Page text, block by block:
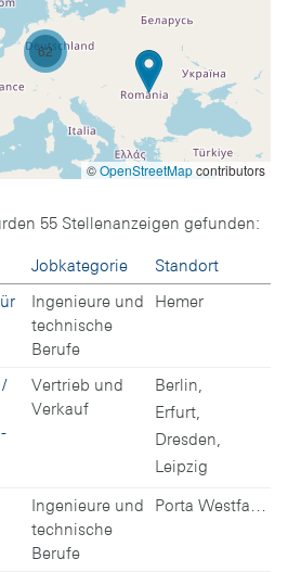
62
©OpenStreetMapcontributors
55 Stellenanzeigen gefunden:
Jobkategorie
Standort
Ingenieure und
technische
Berufe
Hemer
Vertrieb und
Verkauf
Berlin,
Erfurt,
Dresden,
Leipzig
Ingenieure und
technische
Berufe